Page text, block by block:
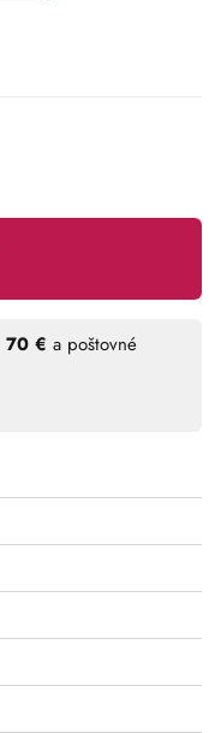
70 € a poštovné